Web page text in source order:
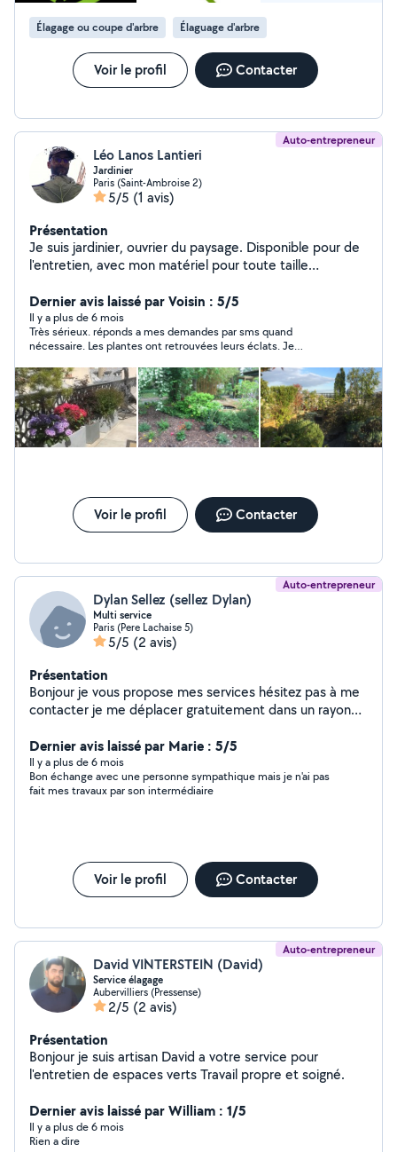
Élagage ou coupe d'arbre Élaguage d'arbre
Voir le profil Contacter
Auto-entrepreneur
Léo Lanos Lantieri
Jardinier
Paris (Saint-Ambroise 2)
5/5 (1 avis)
Présentation
Je suis jardinier, ouvrier du paysage. Disponible pour de
l'entretien, avec mon matériel pour toute taille
tonte, taille de haies au cordeau, les machines devront
être fournies ou louées par vos soins ou les miens.
Dernier avis laissé par Voisin : 5/5
Il y a plus de 6 mois
Très sérieux. réponds a mes demandes par sms quand
nécessaire. Les plantes ont retrouvées leurs éclats. Je
Voir le profil Contacter
Auto-entrepreneur
Dylan Sellez (sellez Dylan)
Multi service
Paris (Pere Lachaise 5)
5/5 (2 avis)
Présentation
Bonjour je vous propose mes services hésitez pas à me
contacter je me déplacer gratuitement dans un rayon
Dernier avis laissé par Marie : 5/5
Il y a plus de 6 mois
Bon échange avec une personne sympathique mais je n'ai pas
fait mes travaux par son intermédiaire
Voir le profil Contacter
Auto-entrepreneur
David VINTERSTEIN (David)
Service élagage
Aubervilliers (Pressense)
2/5 (2 avis)
Présentation
Bonjour je suis artisan David a votre service pour
l'entretien de espaces verts Travail propre et soigné.
Dernier avis laissé par William : 1/5
Il y a plus de 6 mois
Rien a dire